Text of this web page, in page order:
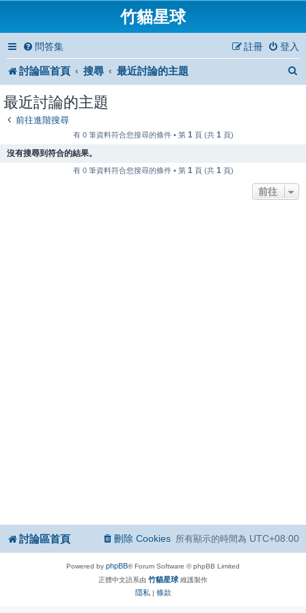
竹貓星球
問答集 登入
註冊
討論區首頁 搜尋 最近討論的主題
最近討論的主題
前往進階搜尋
有 0 筆資料符合您搜尋的條件 • 第 1 頁 (共 1 頁)
沒有搜尋到符合的結果。
有 0 筆資料符合您搜尋的條件 • 第 1 頁 (共 1 頁)
前往
討論區首頁 所有顯示的時間為 UTC+08:00
刪除 Cookies
Powered by phpBB® Forum Software © phpBB Limited
正體中文語系由 竹貓星球 維護製作
隱私 | 條款